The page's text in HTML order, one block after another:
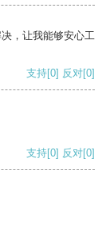
，让我能够安心工
支持[0] 反对[0]
支持[0] 反对[0]